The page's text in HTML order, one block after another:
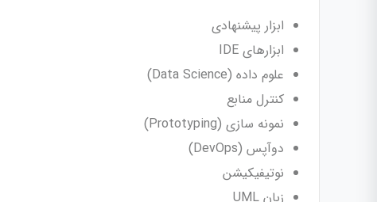
ابزار پیشنهادی
ابزارهای IDE
علوم داده (Data Science)
کنترل منابع
نمونه سازی (Prototyping)
دوآپس (DevOps)
نوتیفیکیشن
زبان UML